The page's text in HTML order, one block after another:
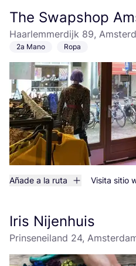
The Swapshop
Haarlemmerdijk 89,
2a Mano Ropa
Añade a la ruta Visita sitio
Iris Nijenhuis
Prinseneiland 24,